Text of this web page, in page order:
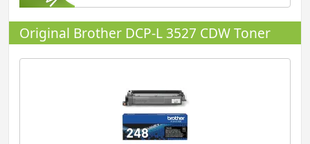
Original Brother DCP-L 3527 CDW Toner